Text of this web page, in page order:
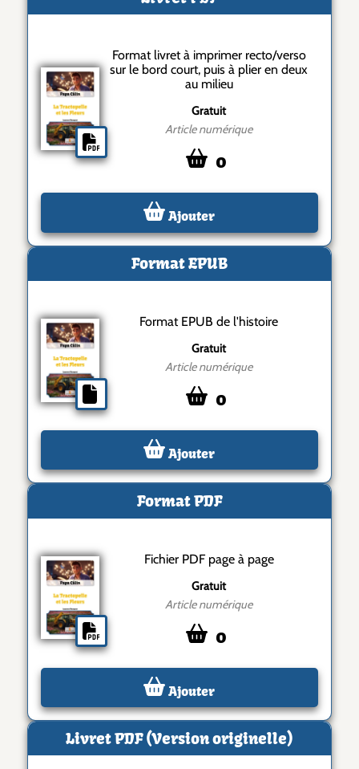
Format livret à imprimer recto/verso
sur le bord court, puis à plier en deux
au milieu
Gratuit
Article numérique
0
Ajouter
Format EPUB
Format EPUB de l'histoire
Gratuit
Article numérique
0
Ajouter
Format PDF
Fichier PDF page à page
Gratuit
Article numérique
0
Ajouter
Livret PDF (Version originelle)